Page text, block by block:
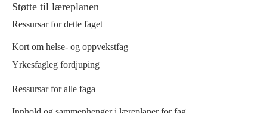
Støtte til læreplanen
Ressursar for dette faget
Kort om helse- og oppvekstfag
Yrkesfagleg fordjuping
Ressursar for alle faga